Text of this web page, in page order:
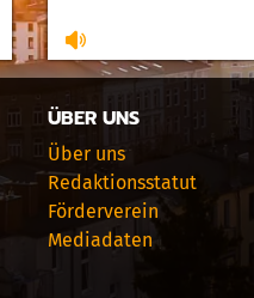
ÜBER UNS
Über uns
Redaktionsstatut
Förderverein
Mediadaten